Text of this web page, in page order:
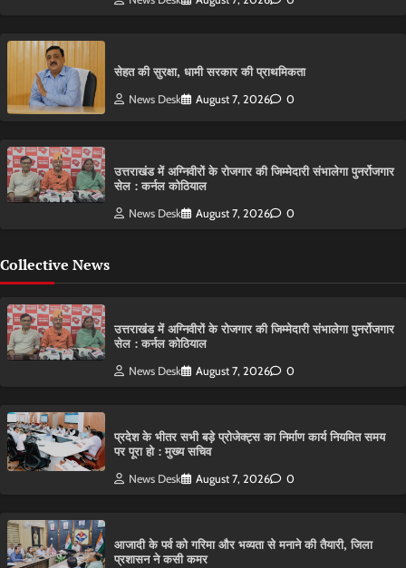
सेहत की सुरक्षा, धामी सरकार की प्राथमिकता
News Desk August 7, 2026 0
उत्तराखंड में अग्निवीरों के रोजगार की जिम्मेदारी संभालेगा पुनर्रोजगार
सेल : कर्नल कोठियाल
News Desk August 7, 2026 0
Collective News
उत्तराखंड में अग्निवीरों के रोजगार की जिम्मेदारी संभालेगा पुनर्रोजगार
सेल : कर्नल कोठियाल
News Desk August 7, 2026 0
प्रदेश के भीतर सभी बड़े प्रोजेक्ट्स का निर्माण कार्य नियमित समय
पर पूरा हो : मुख्य सचिव
News Desk August 7, 2026 0
आजादी के पर्व को गरिमा और भव्यता से मनाने की तैयारी, जिला
प्रशासन ने कसी कमर